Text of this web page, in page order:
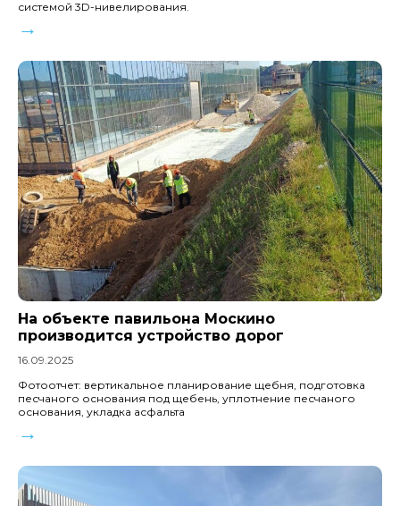
системой 3D-нивелирования.
→
На объекте павильона Москино
производится устройство дорог
16.09.2025
Фотоотчет: вертикальное планирование щебня, подготовка
песчаного основания под щебень, уплотнение песчаного
основания, укладка асфальта
→